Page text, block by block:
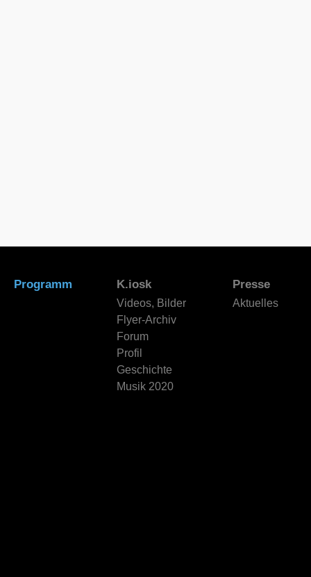
Programm K.iosk
Videos, Bilder
Flyer-Archiv
Forum
Profil
Geschichte
Musik 2020
Presse
Aktuelles